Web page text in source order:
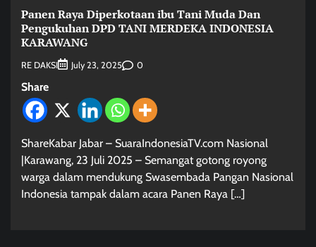
Panen Raya Diperkotaan ibu Tani Muda Dan
Pengukuhan DPD TANI MERDEKA INDONESIA
KARAWANG
RE DAKSI July 23, 2025 0
Share
ShareKabar Jabar – SuaraIndonesiaTV.com Nasional
|Karawang, 23 Juli 2025 – Semangat gotong royong
warga dalam mendukung Swasembada Pangan Nasional
Indonesia tampak dalam acara Panen Raya […]